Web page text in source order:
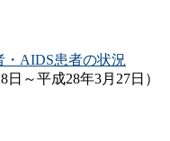
・AIDS患者の状況
日～平成28年3月27日）